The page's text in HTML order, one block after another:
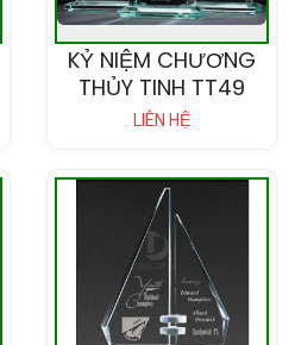
KỶ NIỆM CHƯƠNG
THỦY TINH TT49
LIÊN HỆ